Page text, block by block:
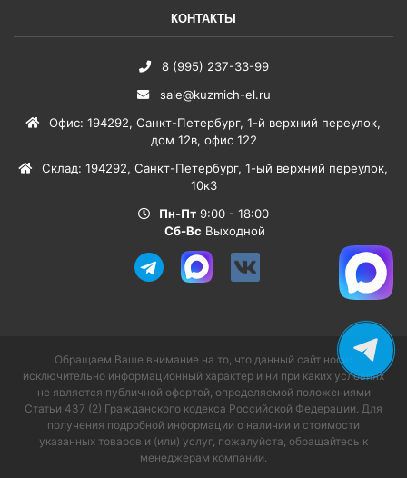
КОНТАКТЫ
8 (995) 237-33-99
sale@kuzmich-el.ru
Офис: 194292, Санкт-Петербург, 1-й верхний переулок,
дом 12в, офис 122
Склад: 194292, Санкт-Петербург, 1-ый верхний переулок,
10к3
Пн-Пт 9:00 - 18:00
Сб-Вс Выходной
Обращаем Ваше внимание на то, что данный сайт носит
исключительно информационный характер и ни при каких условиях
не является публичной офертой, определяемой положениями
Статьи 437 (2) Гражданского кодекса Российской Федерации. Для
получения подробной информации о наличии и стоимости
указанных товаров и (или) услуг, пожалуйста, обращайтесь к
менеджерам компании.